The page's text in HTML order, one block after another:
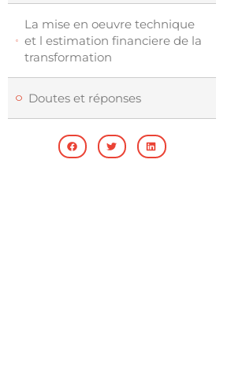
La mise en oeuvre technique
et l estimation financiere de la
transformation
Doutes et réponses